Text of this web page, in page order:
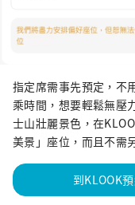
指定席需事先預定，不
乘時間，想要輕鬆無壓
士山壯麗景色，在
美景」座位，而且不需
到KLOOK